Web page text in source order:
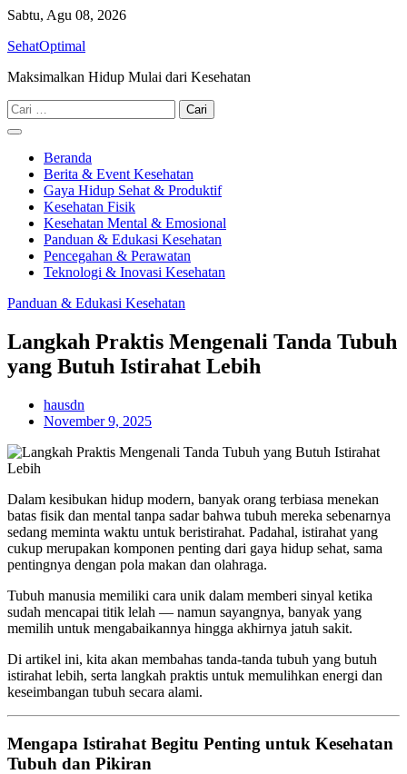
Skip
content
Sabtu, Agu 08, 2026
SehatOptimal
Maksimalkan Hidup Mulai dari Kesehatan
Cari
untuk:
Beranda
Berita & Event Kesehatan
Gaya Hidup Sehat & Produktif
Kesehatan Fisik
Kesehatan Mental & Emosional
Panduan & Edukasi Kesehatan
Pencegahan & Perawatan
Teknologi & Inovasi Kesehatan
Panduan & Edukasi Kesehatan
Langkah Praktis Mengenali Tanda Tubuh
yang Butuh Istirahat Lebih
hausdn
November 9, 2025
Dalam kesibukan hidup modern, banyak orang terbiasa menekan
batas fisik dan mental tanpa sadar bahwa tubuh mereka sebenarnya
sedang meminta waktu untuk beristirahat. Padahal, istirahat yang
cukup merupakan komponen penting dari gaya hidup sehat, sama
pentingnya dengan pola makan dan olahraga.
Tubuh manusia memiliki cara unik dalam memberi sinyal ketika
sudah mencapai titik lelah — namun sayangnya, banyak yang
memilih untuk mengabaikannya hingga akhirnya jatuh sakit.
Di artikel ini, kita akan membahas tanda-tanda tubuh yang butuh
istirahat lebih, serta langkah praktis untuk memulihkan energi dan
keseimbangan tubuh secara alami.
Mengapa Istirahat Begitu Penting untuk Kesehatan
Tubuh dan Pikiran